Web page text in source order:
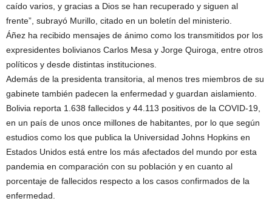
caído varios, y gracias a Dios se han recuperado y siguen al
frente”, subrayó Murillo, citado en un boletín del ministerio.
Áñez ha recibido mensajes de ánimo como los transmitidos por los
expresidentes bolivianos Carlos Mesa y Jorge Quiroga, entre otros
políticos y desde distintas instituciones.
Además de la presidenta transitoria, al menos tres miembros de su
gabinete también padecen la enfermedad y guardan aislamiento.
Bolivia reporta 1.638 fallecidos y 44.113 positivos de la COVID-19,
en un país de unos once millones de habitantes, por lo que según
estudios como los que publica la Universidad Johns Hopkins en
Estados Unidos está entre los más afectados del mundo por esta
pandemia en comparación con su población y en cuanto al
porcentaje de fallecidos respecto a los casos confirmados de la
enfermedad.